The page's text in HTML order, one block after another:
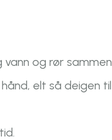
vann og rør sammen
elt så deigen til